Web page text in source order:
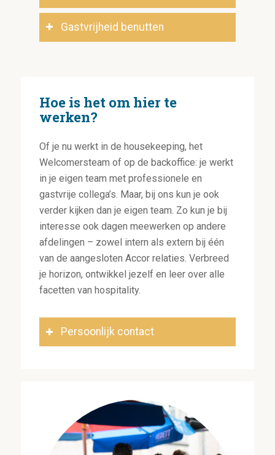
Gastvrijheid benutten
Hoe is het om hier te
werken?
Of je nu werkt in de housekeeping, het
Welcomersteam of op de backoffice: je werkt
in je eigen team met professionele en
gastvrije collega’s. Maar, bij ons kun je ook
verder kijken dan je eigen team. Zo kun je bij
interesse ook dagen meewerken op andere
afdelingen – zowel intern als extern bij één
van de aangesloten Accor relaties. Verbreed
je horizon, ontwikkel jezelf en leer over alle
facetten van hospitality.
Persoonlijk contact